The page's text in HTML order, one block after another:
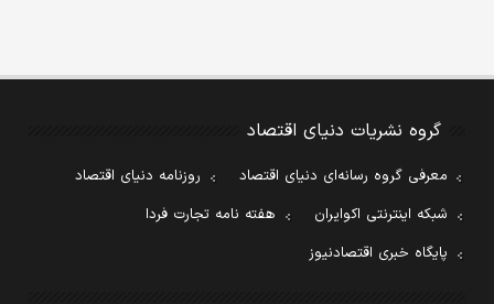
گروه نشریات دنیای اقتصاد
معرفی گروه رسانه‌ای دنیای اقتصاد
روزنامه دنیای اقتصاد
شبکه اینترنتی اکوایران
هفته نامه تجارت فردا
پایگاه خبری اقتصادنیوز